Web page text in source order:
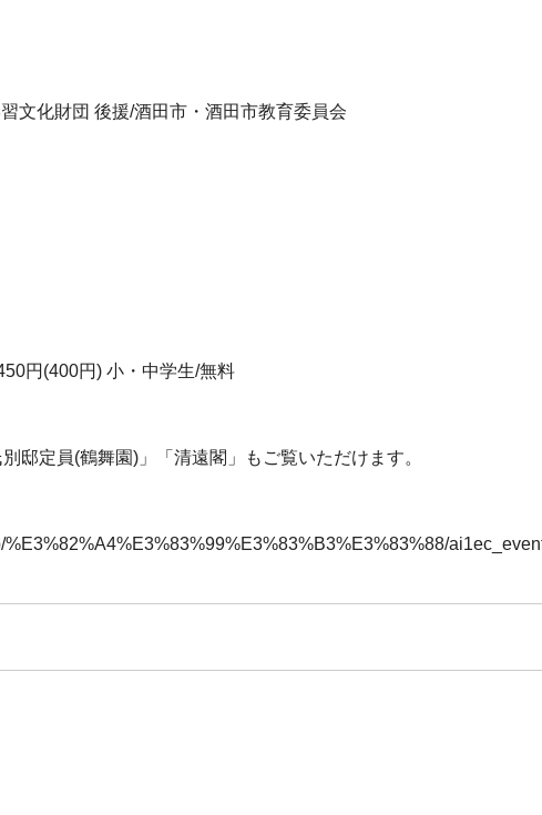
文化財団 後援/酒田市・酒田市教育委員会
円(400円) 小・中学生/無料
邸定員(鶴舞園)」「清遠閣」もご覧いただけます。
%E3%82%A4%E3%83%99%E3%83%B3%E3%83%88/